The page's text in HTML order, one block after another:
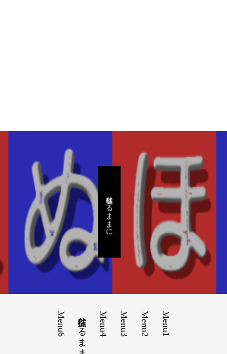
徒然なるままに
Menu1
Menu2
Menu3
Menu4
徒然なるままに
Menu6